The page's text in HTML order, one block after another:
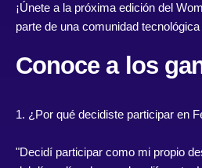
¡Únete a la próxima edición del
parte de una comunidad
Conoce a los
1. ¿Por qué decidiste participar en
"Decidí participar como mi propio